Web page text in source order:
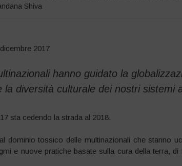
Shiva
2017
hanno guidato la
diversità culturale dei nostri sistemi
sta cedendo la strada al 2018.
dominio tossico delle multinazionali che stanno
e nuove pratiche basate sulla cura della terra,